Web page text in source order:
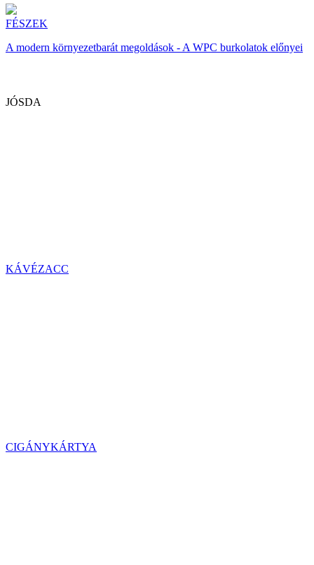
FÉSZEK
A modern környezetbarát megoldások - A WPC burkolatok előnyei
JÓSDA
KÁVÉZACC
CIGÁNYKÁRTYA